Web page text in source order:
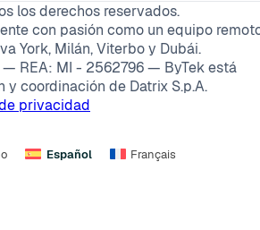
los derechos reservados.
con pasión como un equipo
York, Milán, Viterbo y Dubái.
— REA: MI - 2562796 — ByTek está
y coordinación de Datrix S.p.A.
privacidad
Español
Français